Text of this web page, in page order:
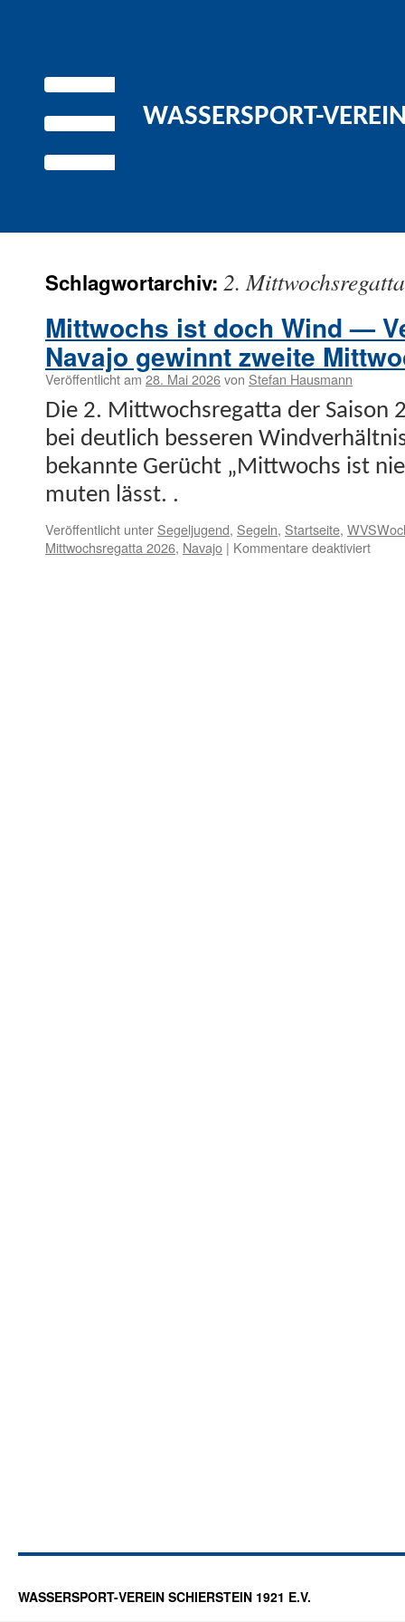
WASSERSPORT-
Schlagwortarchiv: 2.
Mittwochs ist doch Wind —
Navajo gewinnt zweite
Veröffentlicht am 28. Mai 2026von Stefan Hausmann
Die 2. Mittwochsre­gat­ta der Sai­son
bei deut­lich besseren
bekan­nte Gerücht „Mittwochs ist
muten lässt. .
Veröffentlicht unter Segeljugend, Segeln, Startseite,
Mittwochsregatta 2026, Navajo | Kommentare deaktiviertfür
WASSERSPORT-VEREIN SCHIERSTEIN 1921 E.V.